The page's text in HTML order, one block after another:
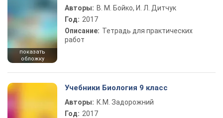
показать
обложку
Авторы: В. М. Бойко, И. Л. Дитчук
Год: 2017
Описание: Тетрадь для практических
работ
Учебники Биология 9 класс
Авторы: К.М. Задорожний
Год: 2017